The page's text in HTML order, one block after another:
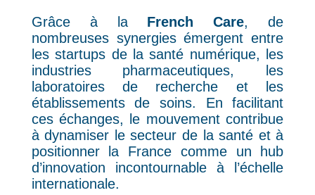
Grâce à la French Care, de
nombreuses synergies émergent entre
les startups de la santé numérique, les
industries pharmaceutiques, les
laboratoires de recherche et les
établissements de soins. En facilitant
ces échanges, le mouvement contribue
à dynamiser le secteur de la santé et à
positionner la France comme un hub
d’innovation incontournable à l’échelle
internationale.